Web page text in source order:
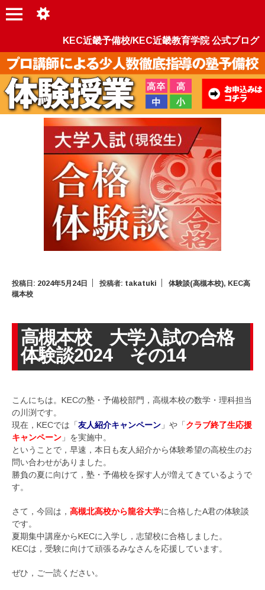
KEC近畿予備校/KEC近畿教育学院 公式ブログ
投稿日: 2024年5月24日 投稿者: takatuki 体験談(高槻本校), KEC高
槻本校
高槻本校 大学入試の合格
体験談2024 その14
こんにちは。KECの塾・予備校部門，高槻本校の数学・理科担当
の川渕です。
現在，KECでは「友人紹介キャンペーン 」や「クラブ終了生応援
キャンペーン 」を実施中。
ということで，早速，本日も友人紹介から体験希望の高校生のお
問い合わせがありました。
勝負の夏に向けて，塾・予備校を探す人が増えてきているようで
す。
さて，今回は， 高槻北高校から龍谷大学に合格したA君の体験談
です。
夏期集中講座からKECに入学し，志望校に合格しました。
KECは，受験に向けて頑張るみなさんを応援しています。
ぜひ，ご一読ください。